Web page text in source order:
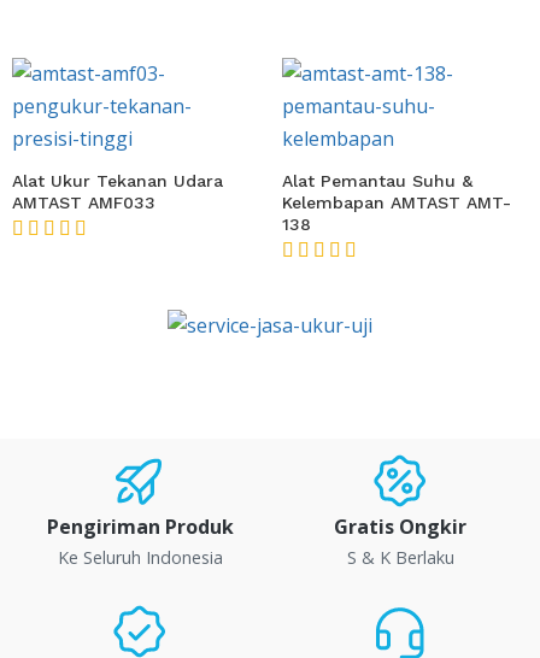
Alat Ukur Tekanan Udara
AMTAST AMF033
Alat Pemantau Suhu &
Kelembapan AMTAST AMT-
138
Pengiriman Produk
Ke Seluruh Indonesia
Gratis Ongkir
S & K Berlaku